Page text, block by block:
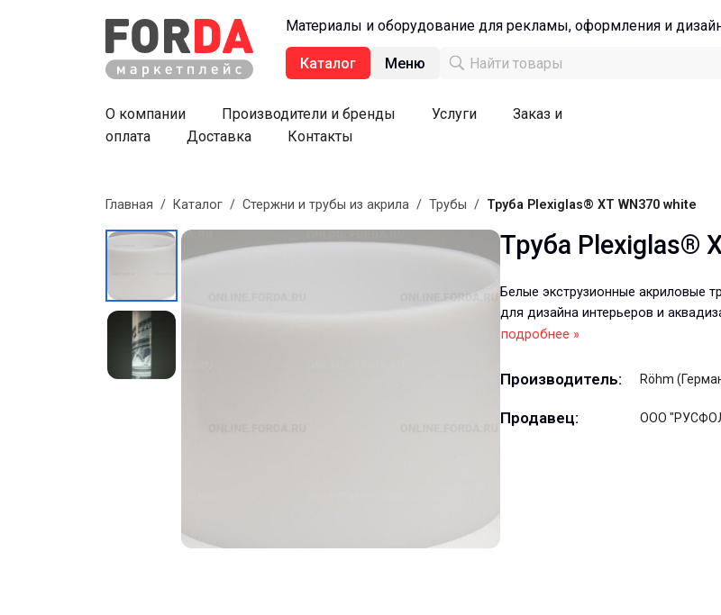
Материалы и оборудование для рекламы, оформления и
Каталог Меню
О компании Производители и бренды Услуги
Заказ и
оплата
Доставка Контакты
Главная / Каталог / Стержни и трубы из акрила / Трубы / Труба Plexiglas® XT WN370 white
Труба Plexiglas®
Белые экструзионные акриловые
для дизайна интерьеров и
подробнее »
Производитель: Röhm
Продавец: ООО